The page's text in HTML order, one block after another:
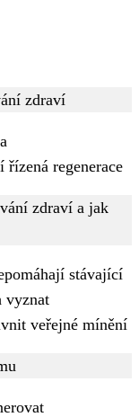
zdraví
řízená regenerace
zdraví a jak
stávající
vyznat
veřejné mínění